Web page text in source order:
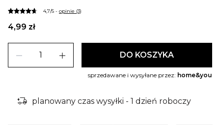
4,7/5 - opinie (3)
4,99 zł
remove add DO KOSZYKA
sprzedawane i wysyłane przez: home&you
delivery_truck_bolt planowany czas wysyłki - 1 dzień roboczy